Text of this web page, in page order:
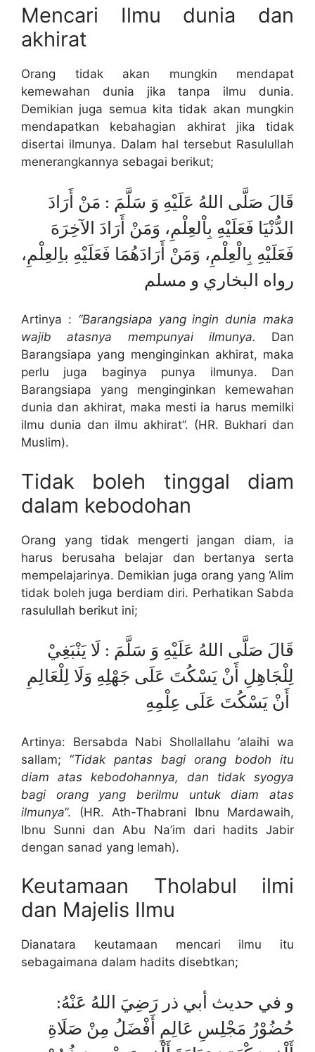
Mencari Ilmu dunia dan
akhirat
Orang tidak akan mungkin mendapat
kemewahan dunia jika tanpa ilmu dunia.
Demikian juga semua kita tidak akan mungkin
mendapatkan kebahagian akhirat jika tidak
disertai ilmunya. Dalam hal tersebut Rasulullah
menerangkannya sebagai berikut;
قَالَ صَلَّى اللهُ عَلَيْهِ وَ سَلَّمَ : مَنْ أَرَادَ
الدُّنْيَا فَعَلَيْهِ بِاْلعِلْمِ، وَمَنْ أَرَادَ الآخِرَهَ
فَعَلَيْهِ بِالْعِلْمِ، وَمَنْ أَرَادَهُمَا فَعَلَيْهِ باِلعِلْمِ،
رواه البخاري و مسلم
Artinya : “Barangsiapa yang ingin dunia maka
wajib atasnya mempunyai ilmunya. Dan
Barangsiapa yang menginginkan akhirat, maka
perlu juga baginya punya ilmunya. Dan
Barangsiapa yang menginginkan kemewahan
dunia dan akhirat, maka mesti ia harus memilki
ilmu dunia dan ilmu akhirat”. (HR. Bukhari dan
Muslim).
Tidak boleh tinggal diam
dalam kebodohan
Orang yang tidak mengerti jangan diam, ia
harus berusaha belajar dan bertanya serta
mempelajarinya. Demikian juga orang yang ‘Alim
tidak boleh juga berdiam diri. Perhatikan Sabda
rasulullah berikut ini;
قَالَ صَلَّى اللهُ عَلَيْهِ وَ سَلَّمَ : لَا يَنْبَغِيْ
لِلْجَاهِلِ أَنْ يَسْكُتَ عَلَى جَهْلِهِ وَلَا لِلْعَالِمِ
Artinya: Bersabda Nabi Shollallahu ‘alaihi wa
sallam; “Tidak pantas bagi orang bodoh itu
diam atas kebodohannya, dan tidak syogya
bagi orang yang berilmu untuk diam atas
ilmunya”. (HR. Ath-Thabrani Ibnu Mardawaih,
Ibnu Sunni dan Abu Na’im dari hadits Jabir
dengan sanad yang lemah).
Keutamaan Tholabul ilmi
dan Majelis Ilmu
Dianatara keutamaan mencari ilmu itu
sebagaimana dalam hadits disebtkan;
و في حديث أبي ذر رَضِيَ اللهُ عَنْهُ:
حُضُوْرُ مَجْلِسِ عَالِمِ أَفْضَلُ مِنْ صَلَاةِ